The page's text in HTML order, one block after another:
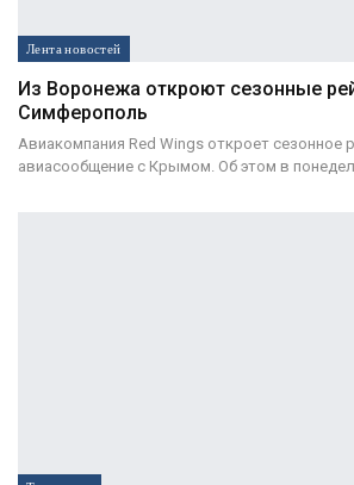
Лента новостей
Из Воронежа откроют сезонные
Симферополь
Авиакомпания Red Wings откроет сезонное
авиасообщение с Крымом. Об этом в